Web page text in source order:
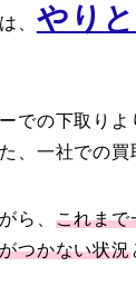
、 やり
での下取り
、一社での
ら、 これまで
つかない状況